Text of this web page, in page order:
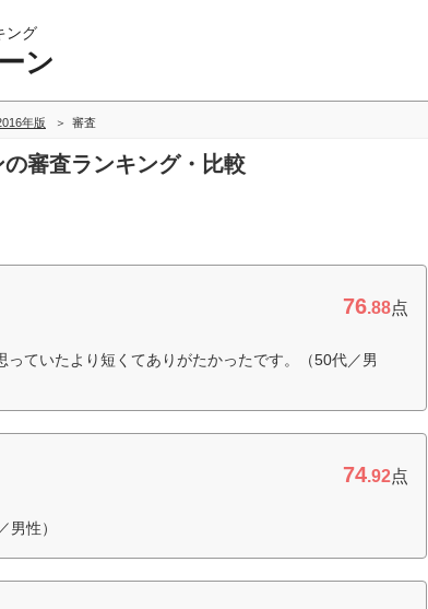
ング
ン
年版 審査
の審査ランキング・比較
76.88点
ていたより短くてありがたかったです。（50代／男
74.92点
性）